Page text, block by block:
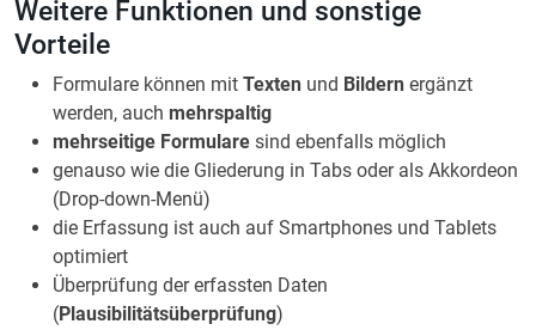
Weitere Funktionen und sonstige
Vorteile
Formulare können mit Texten und Bildern ergänzt
werden, auch mehrspaltig
mehrseitige Formulare sind ebenfalls möglich
genauso wie die Gliederung in Tabs oder als Akkordeon
(Drop-down-Menü)
die Erfassung ist auch auf Smartphones und Tablets
optimiert
Überprüfung der erfassten Daten
(Plausibilitätsüberprüfung)